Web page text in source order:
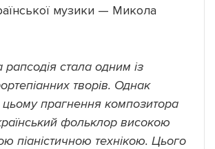
музики — Микола
стала одним із
творів. Однак
прагнення композитора
фольклор високою
піаністичною технікою. Цього